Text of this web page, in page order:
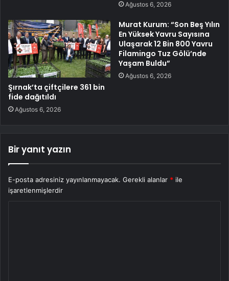
Ağustos 6, 2026
Şırnak’ta çiftçilere 361 bin
fide dağıtıldı
Ağustos 6, 2026
Murat Kurum: “Son Beş Yılın
En Yüksek Yavru Sayısına
Ulaşarak 12 Bin 800 Yavru
Filamingo Tuz Gölü’nde
Yaşam Buldu”
Ağustos 6, 2026
Bir yanıt yazın
E-posta adresiniz yayınlanmayacak. Gerekli alanlar * ile
işaretlenmişlerdir